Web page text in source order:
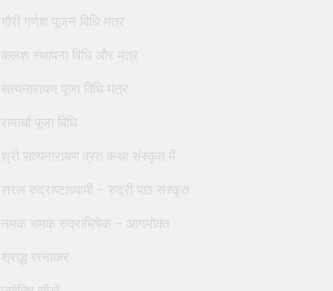
गौरी गणेश पूजन विधि मंत्र
कलश स्थापना विधि और मंत्र
सत्यनारायण पूजा विधि मंत्र
रामार्चा पूजा विधि
श्री सत्यनारायण व्रत कथा संस्कृत में
सरल रुद्राष्टाध्यायी – रुद्री पाठ संस्कृत
नमक चमक रुद्राभिषेक – आगमोक्त
श्राद्ध रत्नाकर